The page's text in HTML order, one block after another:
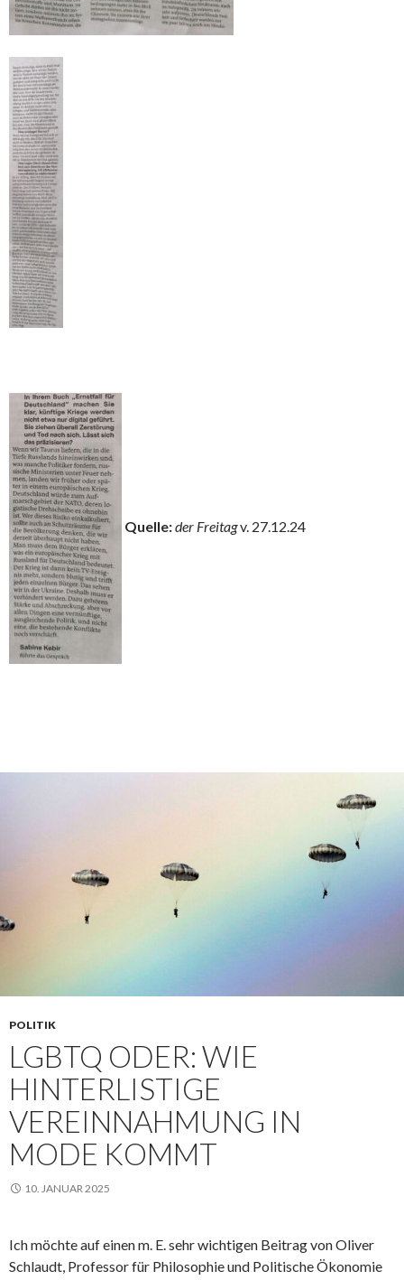
Quelle:der Freitagv. 27.12.24
POLITIK
LGBTQ ODER: WIE
HINTERLISTIGE
VEREINNAHMUNG IN
MODE KOMMT
10. JANUAR 2025
Ich möchte auf einen m. E. sehr wichtigen Beitrag von Oliver
Schlaudt, Professor für Philosophie und Politische Ökonomie